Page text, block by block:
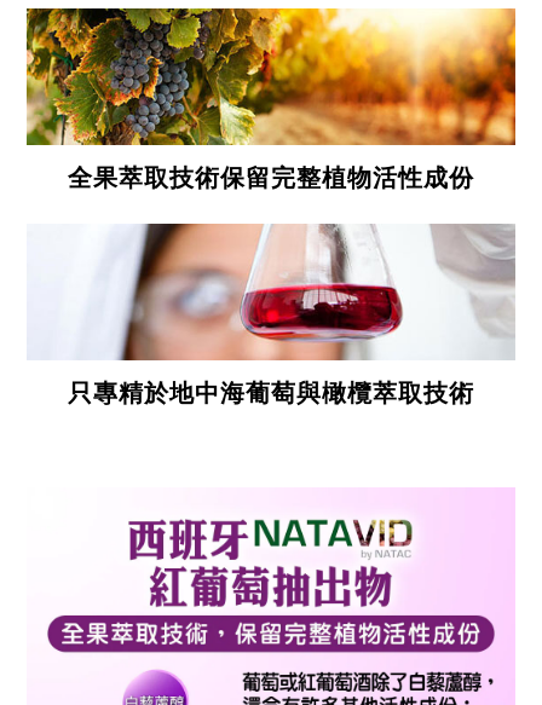
全果萃取技術保留完整植物活性成份
只專精於地中海葡萄與橄欖萃取技術